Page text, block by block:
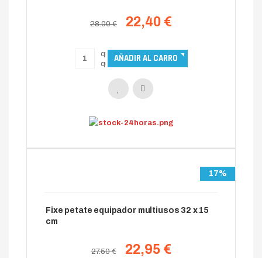
28.00 € 22,40 €
17%
Fixe petate equipador multiusos 32 x 15
cm
27.50 € 22,95 €